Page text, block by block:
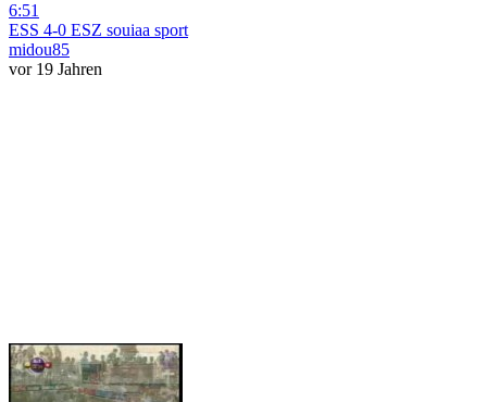
6:51
ESS 4-0 ESZ souiaa sport
midou85
vor 19 Jahren